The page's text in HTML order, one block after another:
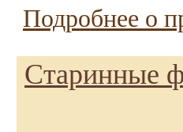
Подробнее о
Старинные